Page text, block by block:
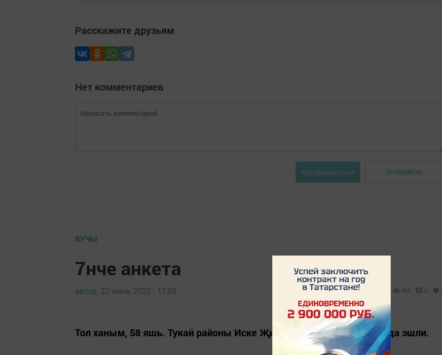
Расскажите друзьям
Нет комментариев
Авторизоваться Отправить
ЯУЧЫ
7нче анкета
автор, 22 июнь 2022 - 17:05 862 0
Тол ханым, 58 яшь. Тукай районы Иске Җирекле авылыннан, кафеда эшли.